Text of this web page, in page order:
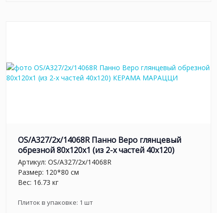
OS/A327/2x/14068R Панно Веро глянцевый
обрезной 80x120x1 (из 2-х частей 40х120)
Артикул: OS/A327/2x/14068R
Размер: 120*80 см
Вес: 16.73 кг
Плиток в упаковке: 1 шт